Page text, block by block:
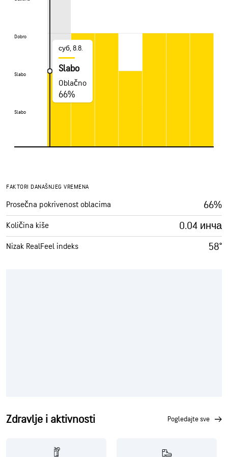
Dobro
Slabo
Slabo
Dobro
Slabo
Slabo
суб, 8.8.
Slabo
Oblačno
66%
FAKTORI DANAŠNJEG VREMENA
Prosečna pokrivenost oblacima 66%
Količina kiše 0.04 инча
Nizak RealFeel indeks 58°
Zdravlje i aktivnosti pogledajte sve